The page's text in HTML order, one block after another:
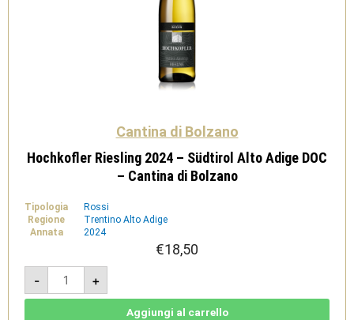
Cantina di Bolzano
Hochkofler Riesling 2024 – Südtirol Alto Adige DOC
– Cantina di Bolzano
Tipologia
Rossi
Regione
Trentino Alto Adige
Annata
2024
€18,50
-
Hochkofler
Riesling
2024
-
+
Aggiungi al carrello